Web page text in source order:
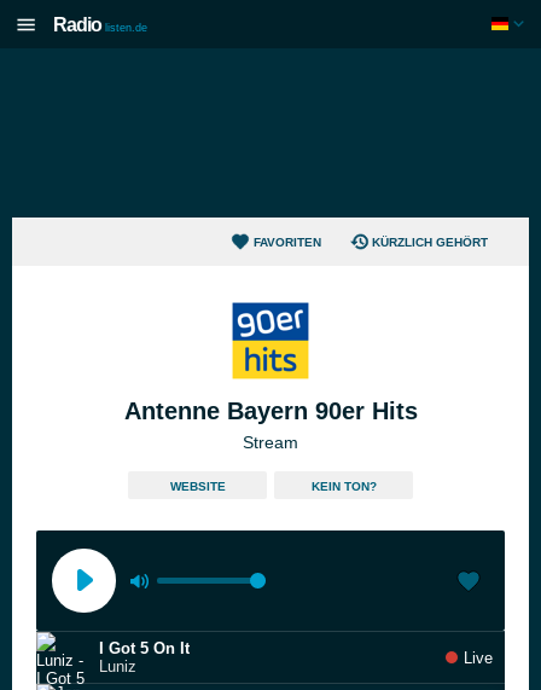
Radio listen.de
FAVORITEN KÜRZLICH GEHÖRT
Antenne Bayern 90er Hits
Stream
WEBSITE KEIN TON?
I Got 5 On It
Luniz
Live